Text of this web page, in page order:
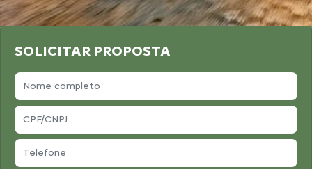
SOLICITAR PROPOSTA